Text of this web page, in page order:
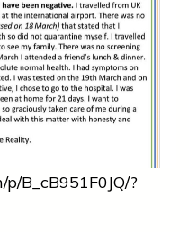
B_cB951F0JQ/?